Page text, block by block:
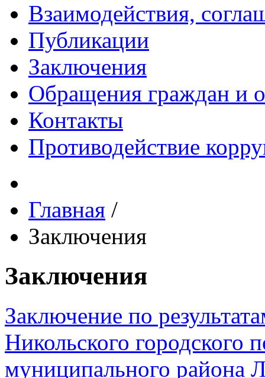
Взаимодействия,
Публикации
Заключения
Обращения граждан и
Контакты
Противодействие
Главная /
Заключения
Заключения
Заключение по
Никольского городского
муниципального района